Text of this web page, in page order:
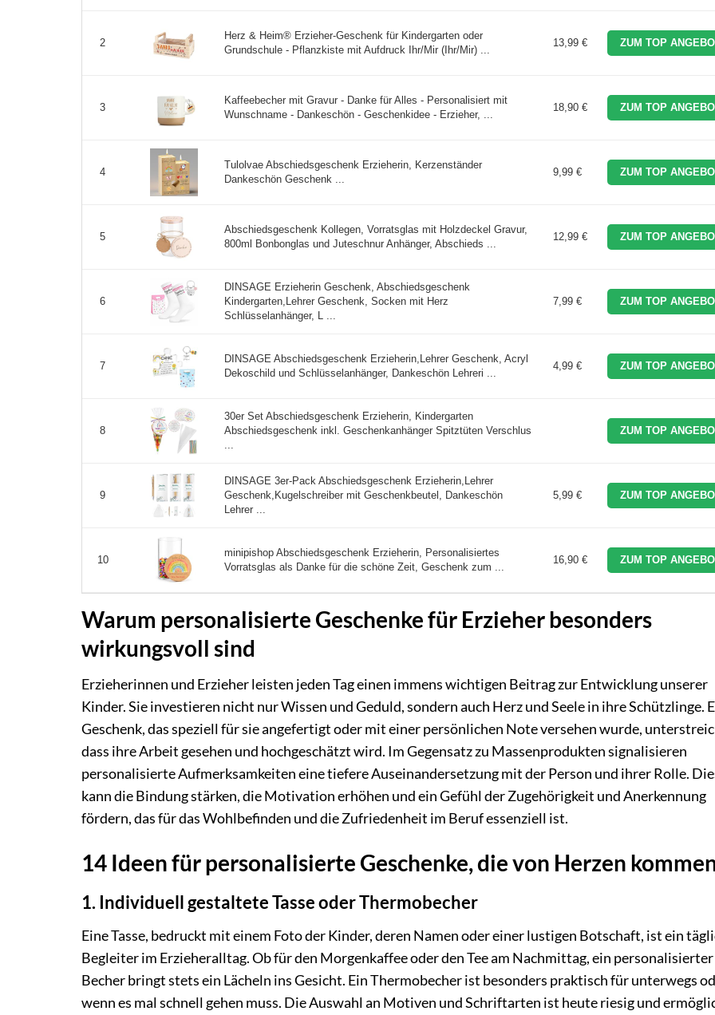
2
Herz & Heim® Erzieher-Geschenk für Kindergarten oder
Grundschule - Pflanzkiste mit Aufdruck Ihr/Mir (Ihr/Mir) ...
13,99 € ZUM TOP
3
Kaffeebecher mit Gravur - Danke für Alles - Personalisiert mit
Wunschname - Dankeschön - Geschenkidee - Erzieher, ...
18,90 € ZUM TOP
4
Tulolvae Abschiedsgeschenk Erzieherin, Kerzenständer
Dankeschön Geschenk ...
9,99 € ZUM TOP
5
Abschiedsgeschenk Kollegen, Vorratsglas mit Holzdeckel Gravur,
800ml Bonbonglas und Juteschnur Anhänger, Abschieds ...
12,99 € ZUM TOP
6
DINSAGE Erzieherin Geschenk, Abschiedsgeschenk
Kindergarten,Lehrer Geschenk, Socken mit Herz
Schlüsselanhänger, L ...
7,99 € ZUM TOP
7
DINSAGE Abschiedsgeschenk Erzieherin,Lehrer Geschenk, Acryl
Dekoschild und Schlüsselanhänger, Dankeschön Lehreri ...
4,99 € ZUM TOP
8
30er Set Abschiedsgeschenk Erzieherin, Kindergarten
Abschiedsgeschenk inkl. Geschenkanhänger Spitztüten Verschlus
...
ZUM TOP
9
DINSAGE 3er-Pack Abschiedsgeschenk Erzieherin,Lehrer
Geschenk,Kugelschreiber mit Geschenkbeutel, Dankeschön
Lehrer ...
5,99 € ZUM TOP
10
minipishop Abschiedsgeschenk Erzieherin, Personalisiertes
Vorratsglas als Danke für die schöne Zeit, Geschenk zum ...
16,90 € ZUM TOP
Warum personalisierte Geschenke für Erzieher besonders
wirkungsvoll sind
Erzieherinnen und Erzieher leisten jeden Tag einen immens wichtigen Beitrag zur Entwicklung unserer
Kinder. Sie investieren nicht nur Wissen und Geduld, sondern auch Herz und Seele in ihre Schützlinge.
Geschenk, das speziell für sie angefertigt oder mit einer persönlichen Note versehen wurde,
dass ihre Arbeit gesehen und hochgeschätzt wird. Im Gegensatz zu Massenprodukten signalisieren
personalisierte Aufmerksamkeiten eine tiefere Auseinandersetzung mit der Person und ihrer Rolle.
kann die Bindung stärken, die Motivation erhöhen und ein Gefühl der Zugehörigkeit und Anerkennung
fördern, das für das Wohlbefinden und die Zufriedenheit im Beruf essenziell ist.
14 Ideen für personalisierte Geschenke, die von Herzen
1. Individuell gestaltete Tasse oder Thermobecher
Eine Tasse, bedruckt mit einem Foto der Kinder, deren Namen oder einer lustigen Botschaft, ist ein
Begleiter im Erzieheralltag. Ob für den Morgenkaffee oder den Tee am Nachmittag, ein personalisierter
Becher bringt stets ein Lächeln ins Gesicht. Ein Thermobecher ist besonders praktisch für unterwegs
wenn es mal schnell gehen muss. Die Auswahl an Motiven und Schriftarten ist heute riesig und